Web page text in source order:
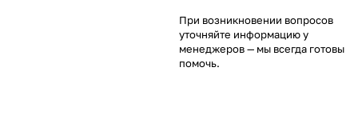
При возникновении вопросов
уточняйте информацию у
менеджеров— мы всегда готовы
помочь.